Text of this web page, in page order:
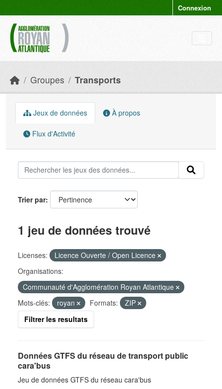
Connexion
Groupes Transports
Jeux de données À propos
Flux d'Activité
Trier par
1 jeu de données trouvé
Licenses:
Licence Ouverte / Open Licence
Organisations:
Communauté d'Agglomération Royan Atlantique
Mots-clés:
royan Formats:
ZIP
Filtrer les resultats
Données GTFS du réseau de transport public
cara'bus
Jeu de données GTFS du réseau cara'bus